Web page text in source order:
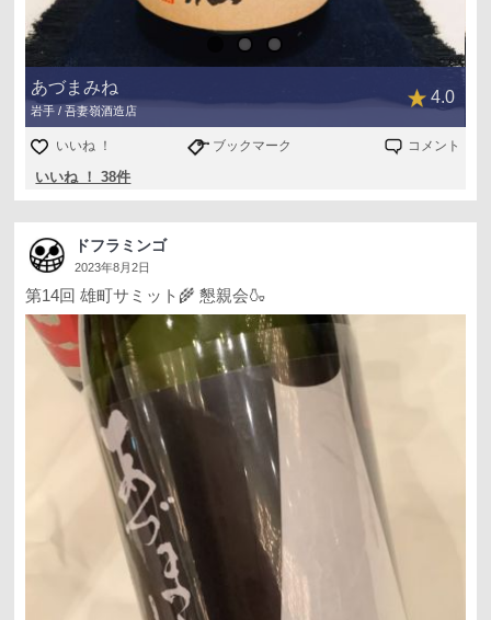
あづまみね
岩手 / 吾妻嶺酒造店
4.0
いいね ！ ブックマーク コメント
いいね ！ 38件
ドフラミンゴ
2023年8月2日
第14回 雄町サミット🌾 懇親会🍶